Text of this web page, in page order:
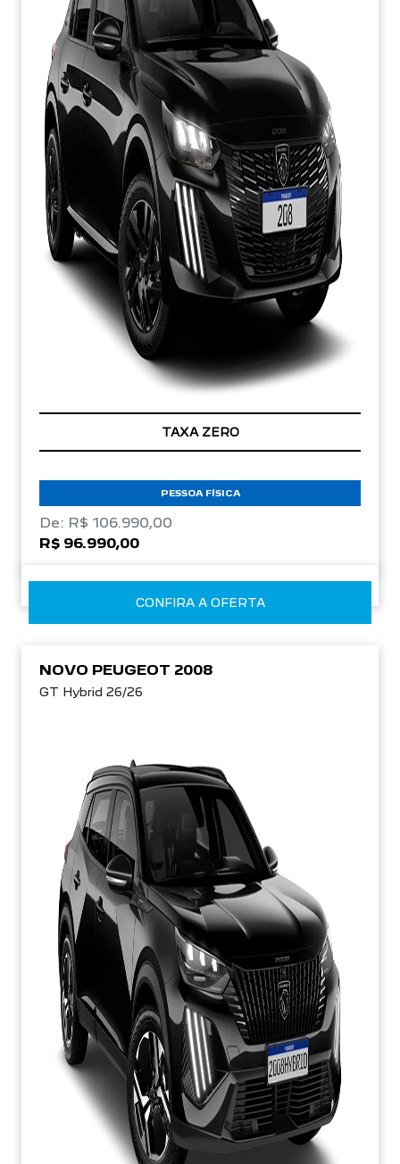
TAXA ZERO
PESSOA FÍSICA
De: R$ 106.990,00
R$ 96.990,00
CONFIRA A OFERTA
NOVO PEUGEOT 2008
GT Hybrid 26/26